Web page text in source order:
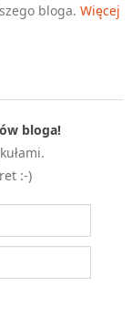
bloga. Więcej
bloga!
:-)